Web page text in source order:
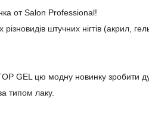
от Salon Professional!
штучних нігтів (акрил,
GEL цю модну новинку зробити
типом лаку.